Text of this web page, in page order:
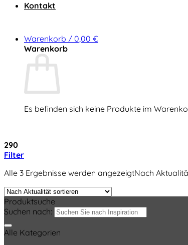
Kontakt
Warenkorb / 0,00 €
Warenkorb
Es befinden sich keine Produkte im
290
Filter
Alle 3 Ergebnisse werden angezeigtNach
Produktsuche
Suchen nach:
Alle Kategorien